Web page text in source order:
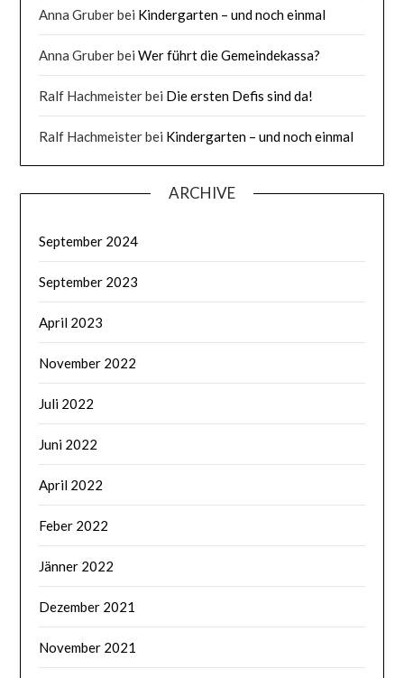
Anna Gruberbei Kindergarten – und noch einmal
Anna GruberbeiWer führt die Gemeindekassa?
Ralf Hachmeisterbei Die ersten Defis sind da!
Ralf Hachmeisterbei Kindergarten – und noch einmal
ARCHIVE
September 2024
September 2023
April 2023
November 2022
Juli 2022
Juni 2022
April 2022
Feber 2022
Jänner 2022
Dezember 2021
November 2021